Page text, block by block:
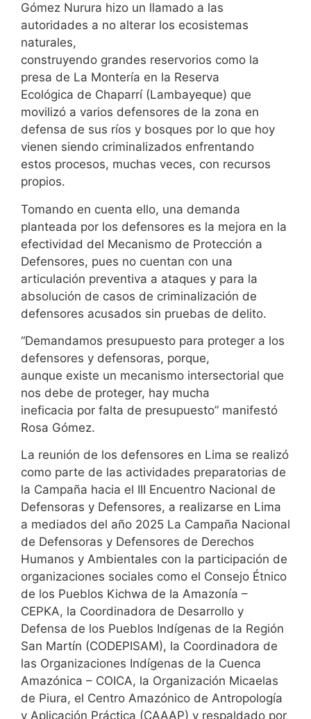
Gómez Nurura hizo un llamado a las
autoridades a no alterar los ecosistemas
naturales,
construyendo grandes reservorios como la
presa de La Montería en la Reserva
Ecológica de Chaparrí (Lambayeque) que
movilizó a varios defensores de la zona en
defensa de sus ríos y bosques por lo que hoy
vienen siendo criminalizados enfrentando
estos procesos, muchas veces, con recursos
propios.
Tomando en cuenta ello, una demanda
planteada por los defensores es la mejora en la
efectividad del Mecanismo de Protección a
Defensores, pues no cuentan con una
articulación preventiva a ataques y para la
absolución de casos de criminalización de
defensores acusados sin pruebas de delito.
“Demandamos presupuesto para proteger a los
defensores y defensoras, porque,
aunque existe un mecanismo intersectorial que
nos debe de proteger, hay mucha
ineficacia por falta de presupuesto” manifestó
Rosa Gómez.
La reunión de los defensores en Lima se realizó
como parte de las actividades preparatorias de
la Campaña hacia el III Encuentro Nacional de
Defensoras y Defensores, a realizarse en Lima
a mediados del año 2025 La Campaña Nacional
de Defensoras y Defensores de Derechos
Humanos y Ambientales con la participación de
organizaciones sociales como el Consejo Étnico
de los Pueblos Kichwa de la Amazonía –
CEPKA, la Coordinadora de Desarrollo y
Defensa de los Pueblos Indígenas de la Región
San Martín (CODEPISAM), la Coordinadora de
las Organizaciones Indígenas de la Cuenca
Amazónica – COICA, la Organización Micaelas
de Piura, el Centro Amazónico de Antropología
y Aplicación Práctica (CAAAP) y respaldado por